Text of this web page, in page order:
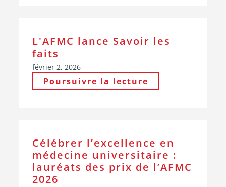
L'AFMC lance Savoir les
faits
février 2, 2026
Poursuivre la lecture
Célébrer l’excellence en
médecine universitaire :
lauréats des prix de l’AFMC
2026